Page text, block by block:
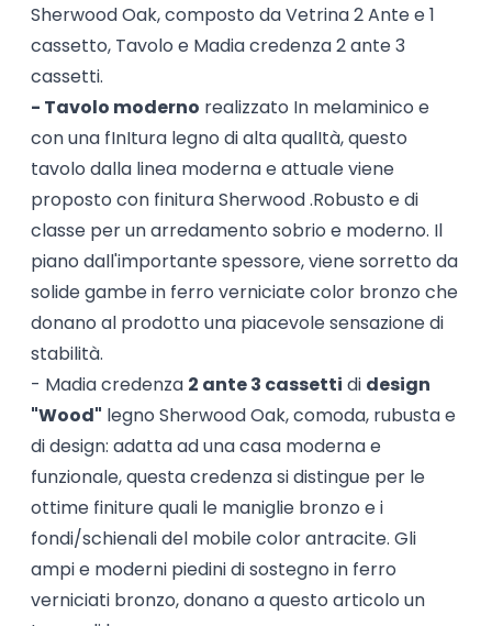
Sherwood Oak, composto da Vetrina 2 Ante e 1
cassetto, Tavolo e Madia credenza 2 ante 3
cassetti.
- Tavolo moderno realizzato In melaminico e
con una fInItura legno di alta qualItà, questo
tavolo dalla linea moderna e attuale viene
proposto con finitura Sherwood .Robusto e di
classe per un arredamento sobrio e moderno. Il
piano dall'importante spessore, viene sorretto da
solide gambe in ferro verniciate color bronzo che
donano al prodotto una piacevole sensazione di
stabilità.
- Madia credenza 2 ante 3 cassetti di design
"Wood" legno Sherwood Oak, comoda, rubusta e
di design: adatta ad una casa moderna e
funzionale, questa credenza si distingue per le
ottime finiture quali le maniglie bronzo e i
fondi/schienali del mobile color antracite. Gli
ampi e moderni piedini di sostegno in ferro
verniciati bronzo, donano a questo articolo un